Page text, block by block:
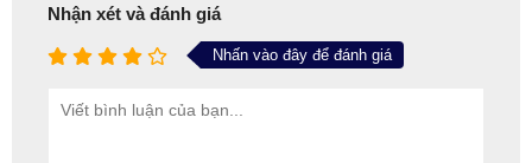
Nhận xét và đánh giá
Nhấn vào đây để đánh giá